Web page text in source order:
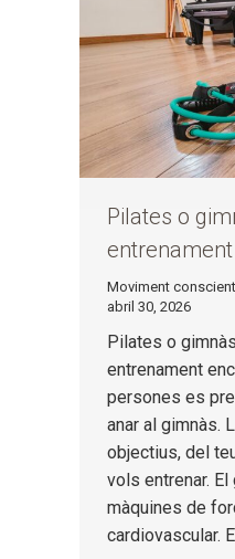
Pilates o
Moviment conscient
abril 30, 2026
Pilates o
entrenament
persones es
anar al gimnàs.
objectius, del
vols entrenar.
màquines de
cardiovascular.